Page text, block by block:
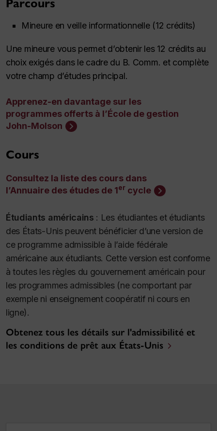
Parcours
Mineure en veille informationnelle (12 crédits)
Une mineure vous permet d’obtenir les 12 crédits au
choix exigés dans le cadre du B. Comm. et complète
votre champ d’études principal.
Apprenez-en davantage sur les
programmes offerts à l’École de gestion
John-Molson
Cours
Consultez la liste des cours dans
l’Annuaire des études de 1er cycle
Étudiants américains : Les étudiantes et étudiants
des États-Unis peuvent bénéficier d’une version de
ce programme admissible à l’aide fédérale
américaine aux étudiants. Cette version est conforme
à toutes les règles du gouvernement américain pour
les programmes admissibles (ne comportant par
exemple ni enseignement coopératif ni cours en
ligne).
Obtenez tous les détails sur l'admissibilité et
les conditions de prêt aux États-Unis